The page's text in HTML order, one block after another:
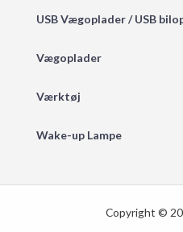
USB Vægoplader / USB
Vægoplader
Værktøj
Wake-up Lampe
Copyright ©